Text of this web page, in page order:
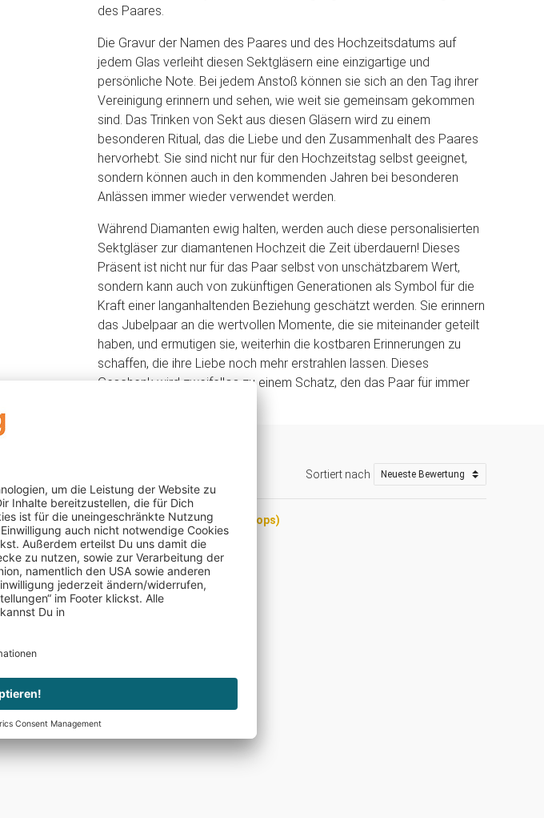
des Paares.
Die Gravur der Namen des Paares und des Hochzeitsdatums auf
jedem Glas verleiht diesen Sektgläsern eine einzigartige und
persönliche Note. Bei jedem Anstoß können sie sich an den Tag ihrer
Vereinigung erinnern und sehen, wie weit sie gemeinsam gekommen
sind. Das Trinken von Sekt aus diesen Gläsern wird zu einem
besonderen Ritual, das die Liebe und den Zusammenhalt des Paares
hervorhebt. Sie sind nicht nur für den Hochzeitstag selbst geeignet,
sondern können auch in den kommenden Jahren bei besonderen
Anlässen immer wieder verwendet werden.
Während Diamanten ewig halten, werden auch diese personalisierten
Sektgläser zur diamantenen Hochzeit die Zeit überdauern! Dieses
Präsent ist nicht nur für das Paar selbst von unschätzbarem Wert,
sondern kann auch von zukünftigen Generationen als Symbol für die
Kraft einer langanhaltenden Beziehung geschätzt werden. Sie erinnern
das Jubelpaar an die wertvollen Momente, die sie miteinander geteilt
haben, und ermutigen sie, weiterhin die kostbaren Erinnerungen zu
schaffen, die ihre Liebe noch mehr erstrahlen lassen. Dieses
Geschenk wird zweifellos zu einem Schatz, den das Paar für immer
Sortiert nach
23.06.2026 Verifizierter Kauf (Trusted Shops)
meiner besten Zufriedenh…
Zufriedenheit